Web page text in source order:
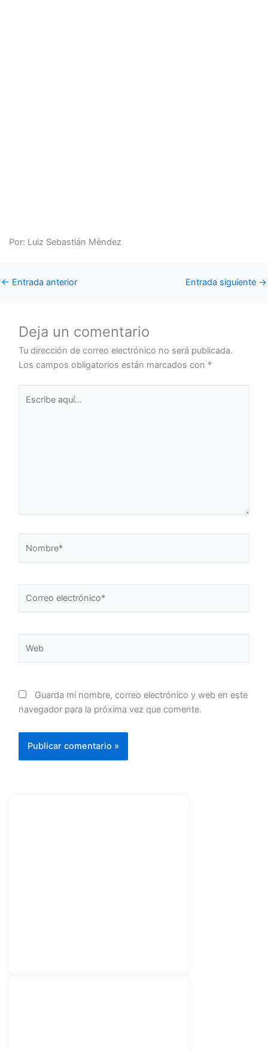
Por: Luiz Sebastián Méndez
← Entrada anterior Entrada siguiente →
Deja un comentario
Tu dirección de correo electrónico no será publicada.
Los campos obligatorios están marcados con *
Guarda mi nombre, correo electrónico y web en este
navegador para la próxima vez que comente.